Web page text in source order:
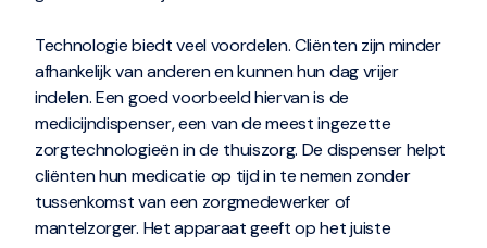
Technologie biedt veel voordelen. Cliënten zijn minder
afhankelijk van anderen en kunnen hun dag vrijer
indelen. Een goed voorbeeld hiervan is de
medicijndispenser, een van de meest ingezette
zorgtechnologieën in de thuiszorg. De dispenser helpt
cliënten hun medicatie op tijd in te nemen zonder
tussenkomst van een zorgmedewerker of
mantelzorger. Het apparaat geeft op het juiste